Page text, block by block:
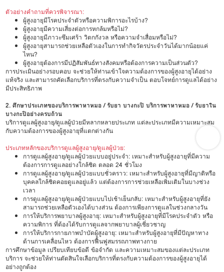
ตัวอย่างคำถามที่ควรพิจารณา:
ผู้สูงอายุมีโรคประจำตัวหรือความพิการอะไรบ้าง?
ผู้สูงอายุมีความเสี่ยงต่อการหกล้มหรือไม่?
ผู้สูงอายุมีภาวะซึมเศร้า วิตกกังวล หรือความจำเสื่อมหรือไม่?
ผู้สูงอายุสามารถช่วยเหลือตัวเองในการทำกิจวัตรประจำวันได้มากน้อยแค่
ไหน?
ผู้สูงอายุต้องการมีปฏิสัมพันธ์ทางสังคมหรือต้องการความเป็นส่วนตัว?
การประเมินอย่างรอบคอบ จะช่วยให้ท่านเข้าใจความต้องการของผู้สูงอายุได้อย่าง
แท้จริง และสามารถคัดเลือกบริการที่ตรงกับความจำเป็น ตอบโจทย์การดูแลได้อย่าง
มีประสิทธิภาพ
2. ศึกษาประเภทของบริการพาหาหมอ / รับยา บางกะปิ บริการพาหาหมอ / รับยาใน
บางกะปิอย่างครบถ้วน
บริการดูแลผู้สูงอายุ/ดูแลผู้ป่วยมีหลากหลายประเภท แต่ละประเภทมีความเหมาะสม
กับความต้องการของผู้สูงอายุที่แตกต่างกัน
ประเภทหลักของบริการดูแลผู้สูงอายุ/ดูแลผู้ป่วย:
การดูแลผู้สูงอายุ/ดูแลผู้ป่วยแบบอยู่ประจำ: เหมาะสำหรับผู้สูงอายุที่มีความ
ต้องการการดูแลอย่างใกล้ชิด ตลอด 24 ชั่วโมง
การดูแลผู้สูงอายุ/ดูแลผู้ป่วยแบบชั่วคราว: เหมาะสำหรับผู้สูงอายุที่มีญาติหรือ
บุคคลใกล้ชิดคอยดูแลอยู่แล้ว แต่ต้องการการช่วยเหลือเพิ่มเติมในบางช่วง
เวลา
การดูแลผู้สูงอายุ/ดูแลผู้ป่วยแบบไปเช้าเย็นกลับ: เหมาะสำหรับผู้สูงอายุที่ยัง
สามารถช่วยเหลือตัวเองได้บางส่วน ต้องการเพียงการดูแลในช่วงกลางวัน
การให้บริการพยาบาลผู้สูงอายุ: เหมาะสำหรับผู้สูงอายุที่มีโรคประจำตัว หรือ
ความพิการ ที่ต้องได้รับการดูแลจากพยาบาลผู้เชี่ยวชาญ
การให้บริการกายภาพบำบัดผู้สูงอายุ: เหมาะสำหรับผู้สูงอายุที่มีปัญหาทาง
ด้านการเคลื่อนไหว ต้องการฟื้นฟูสมรรถภาพทางกาย
การศึกษาข้อมูล เปรียบเทียบข้อดี ข้อจำกัด และความเหมาะสมของแต่ละประเภท
บริการ จะช่วยให้ท่านตัดสินใจเลือกบริการที่ตรงกับความต้องการของผู้สูงอายุได้
อย่างถูกต้อง